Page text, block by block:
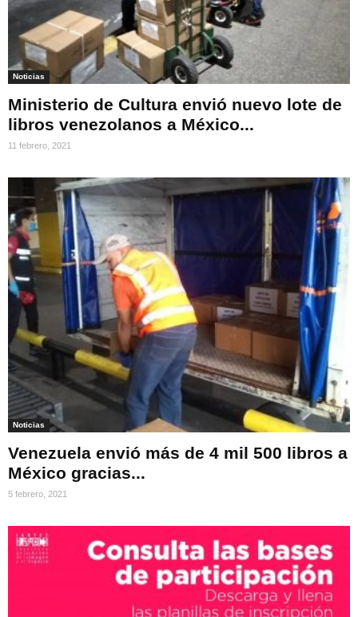
Noticias
Ministerio de Cultura envió nuevo lote de
libros venezolanos a México...
11 febrero, 2021
Noticias
Venezuela envió más de 4 mil 500 libros a
México gracias...
5 febrero, 2021